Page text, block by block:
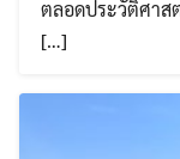
ตลอดประวัติศาส
[…]